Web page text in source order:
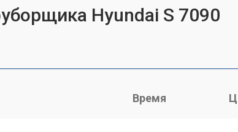
Hyundai S 7090
Время